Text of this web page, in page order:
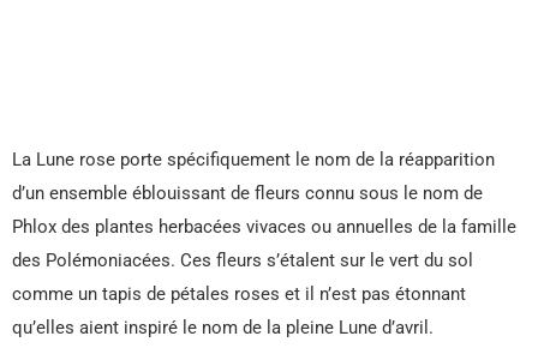
La Lune rose porte spécifiquement le nom de la réapparition
d’un ensemble éblouissant de fleurs connu sous le nom de
Phlox des plantes herbacées vivaces ou annuelles de la famille
des Polémoniacées. Ces fleurs s’étalent sur le vert du sol
comme un tapis de pétales roses et il n’est pas étonnant
qu’elles aient inspiré le nom de la pleine Lune d’avril.